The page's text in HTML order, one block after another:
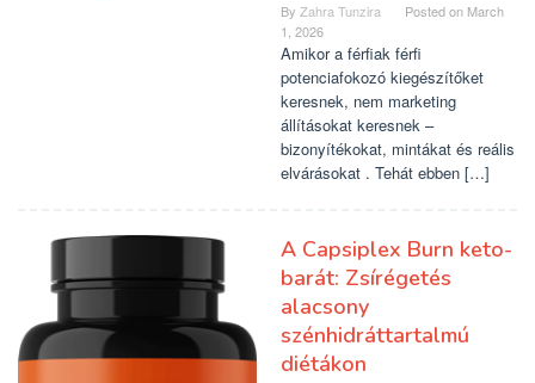
By Zahra Tunzira Posted on March
1, 2026
Amikor a férfiak férfi
potenciafokozó kiegészítőket
keresnek, nem marketing
állításokat keresnek –
bizonyítékokat, mintákat és reális
elvárásokat . Tehát ebben […]
A Capsiplex Burn keto-
barát: Zsírégetés
alacsony
szénhidráttartalmú
diétákon